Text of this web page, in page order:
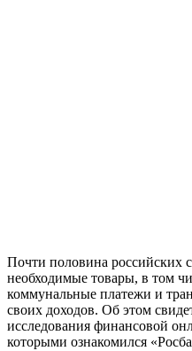
Почти половина российских
необходимые товары, в том
коммунальные платежи и
своих доходов. Об этом
исследования финансовой
которыми ознакомился